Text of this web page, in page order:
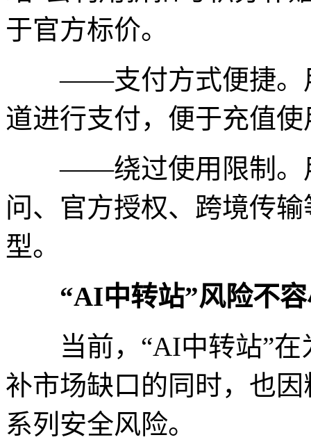
于官方标价。
——支付方式便捷。用
道进行支付，便于充值使
——绕过使用限制。用
问、官方授权、跨境传
型。
“AI中转站”风险不
当前，“AI中转站”在
补市场缺口的同时，也
系列安全风险。